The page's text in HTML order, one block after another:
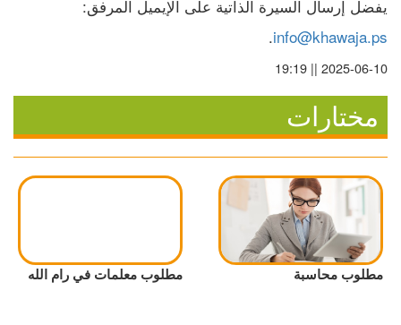
يفضل إرسال السيرة الذاتية على الإيميل المرفق:
info@khawaja.ps
.
2025-06-10 || 19:19
مختارات
مطلوب محاسبة مطلوب معلمات في رام الله